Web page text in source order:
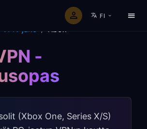
FI
jako / Xbox
-
(Xbox One, Series X/S)